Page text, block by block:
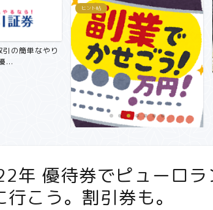
の簡単なやり
...
ヒント帖
年 優待券でピューロラ
こう。割引券も。